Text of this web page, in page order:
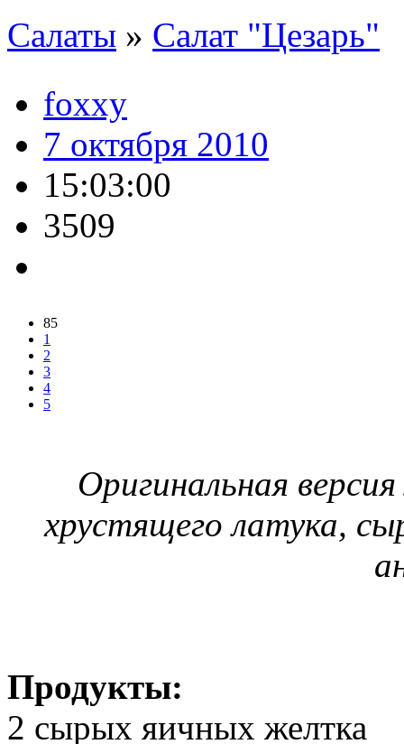
Салаты » Салат "Цезарь"
foxxy
7 октября 2010
15:03:00
3509
85
1
2
3
4
5
Оригинальная
хрустящего латука,
Продукты:
2 сырых яичных желтка